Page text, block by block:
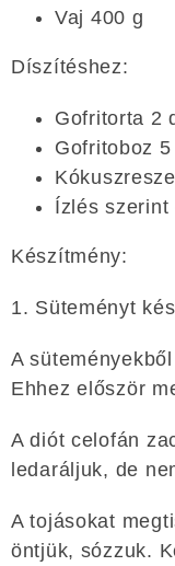
Vaj 400 g
Díszítéshez:
Gofritorta 2
Gofritoboz 5
Ízlés szerint
Készítmény:
1. Süteményt
A
Ehhez először
A diót celofán
ledaráljuk, de
A tojásokat
öntjük, sózzuk.